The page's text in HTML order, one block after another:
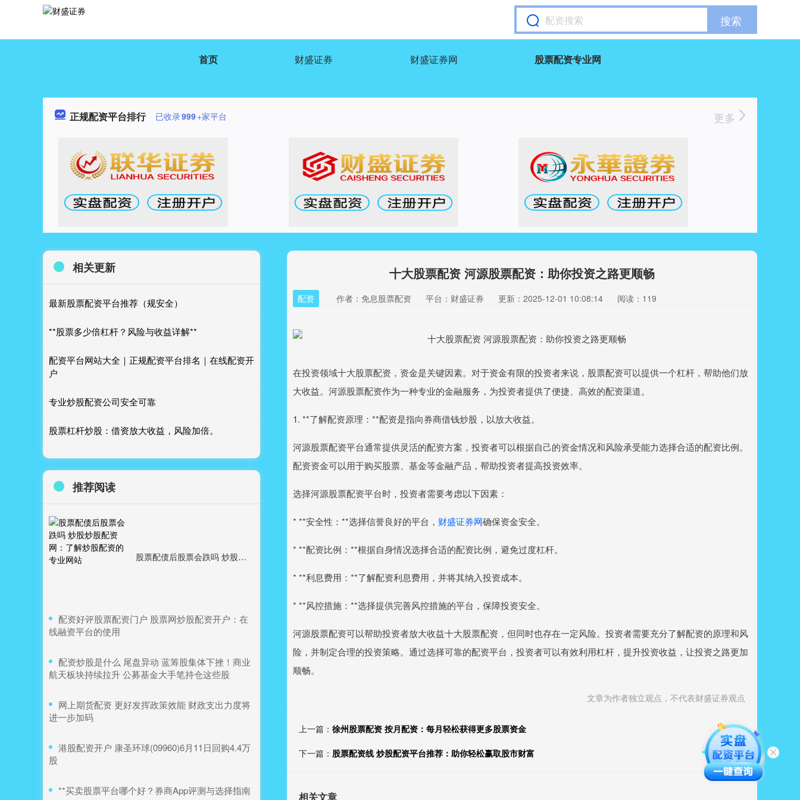
搜索
首页 财盛证券 财盛证券网 股票配资专业网
正规配资平台排行 已收录999+家平台 更多
十大股票配资 河源股票配资：助你投资之路更顺畅
配资 作者：免息股票配资 平台：财盛证券 更新：2025-12-01 10:08:14 阅读：119
在投资领域十大股票配资，资金是关键因素。对于资金有限的投资者来说，股票配资可以提供一个杠杆，帮助他们放
大收益。河源股票配资作为一种专业的金融服务，为投资者提供了便捷、高效的配资渠道。
1. **了解配资原理：**配资是指向券商借钱炒股，以放大收益。
河源股票配资平台通常提供灵活的配资方案，投资者可以根据自己的资金情况和风险承受能力选择合适的配资比例。
配资资金可以用于购买股票、基金等金融产品，帮助投资者提高投资效率。
选择河源股票配资平台时，投资者需要考虑以下因素：
* **安全性：**选择信誉良好的平台， 财盛证券网确保资金安全。
* **配资比例：**根据自身情况选择合适的配资比例，避免过度杠杆。
* **利息费用：**了解配资利息费用，并将其纳入投资成本。
* **风控措施：**选择提供完善风控措施的平台，保障投资安全。
河源股票配资可以帮助投资者放大收益十大股票配资，但同时也存在一定风险。投资者需要充分了解配资的原理和风
险，并制定合理的投资策略。通过选择可靠的配资平台，投资者可以有效利用杠杆，提升投资收益，让投资之路更加
顺畅。
文章为作者独立观点，不代表财盛证券观点
上一篇： 徐州股票配资 按月配资：每月轻松获得更多股票资金
下一篇： 股票配资线 炒股配资平台推荐：助你轻松赢取股市财富
相关文章
相关更新
最新股票配资平台推荐（规安全）
**股票多少倍杠杆？风险与收益详解**
配资平台网站大全｜正规配资平台排名｜在线配资开
户
专业炒股配资公司安全可靠
股票杠杆炒股：借资放大收益，风险加倍。
推荐阅读
股票配债后股票会跌吗 炒股炒股配资网：了解炒股配资的专业网站
​配资好评股票配资门户 股票网炒股配资开户：在
线融资平台的使用
​配资炒股是什么 尾盘异动 蓝筹股集体下挫！商业
航天板块持续拉升 公募基金大手笔持仓这些股
​网上期货配资 更好发挥政策效能 财政支出力度将
进一步加码
​港股配资开户 康圣环球(09960)6月11日回购4.4万
股
​**买卖股票平台哪个好？券商App评测与选择指南